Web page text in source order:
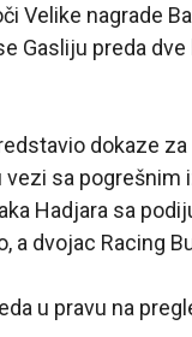
Velike nagrade
Gasliju preda
dokaze
vezi sa pogrešnim
Hadjara sa
a dvojac Racing
u pravu na